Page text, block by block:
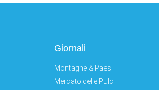
Giornali
Montagne & Paesi
Mercato delle Pulci